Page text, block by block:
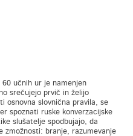
učnih ur je namenjen
srečujejo prvič in želijo
osnovna slovnična pravila, se
spoznati ruske konverzacijske
slušatelje spodbujajo, da
zmožnosti: branje, razumevanje